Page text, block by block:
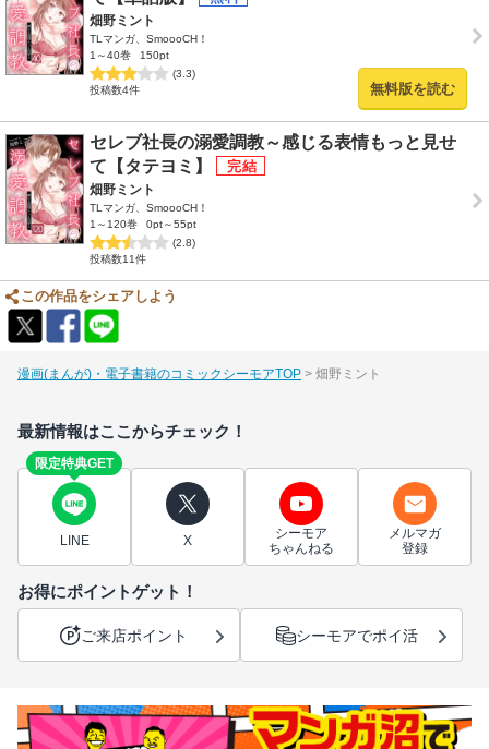
畑野ミント
TLマンガ、SmoooCH！
1～40巻
150pt
(3.3)
投稿数4件
無料版を読む
セレブ社長の溺愛調教～感じる表情もっと見せ
て【タテヨミ】
畑野ミント
TLマンガ、SmoooCH！
1～120巻
0pt～55pt
(2.8)
投稿数11件
この作品をシェアしよう
漫画(まんが)・電子書籍のコミックシーモアTOP 畑野ミント
最新情報はここからチェック！
限定特典GET
LINE X
シーモア
ちゃんねる
メルマガ
登録
お得にポイントゲット！
ご来店ポイント シーモアでポイ活